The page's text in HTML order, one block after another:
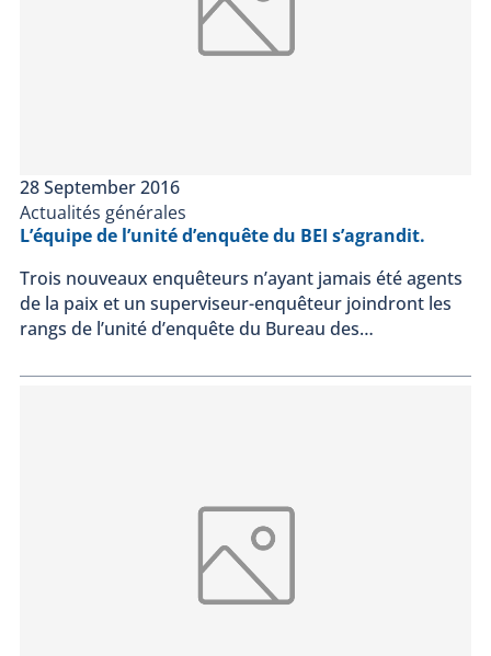
28 September 2016
Actualités générales
L’équipe de l’unité d’enquête du BEI s’agrandit.
Trois nouveaux enquêteurs n’ayant jamais été agents
de la paix et un superviseur-enquêteur joindront les
rangs de l’unité d’enquête du Bureau des…